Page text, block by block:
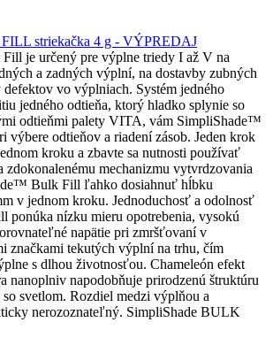
striekačka 4 g - VÝPREDAJ
je určený pre výplne triedy I až V na
a zadných výplní, na dostavby zubných
vo výplniach. Systém jedného
jedného odtieňa, ktorý hladko splynie so
odtieňmi palety VITA, vám SimpliShade™
výbere odtieňov a riadení zásob. Jeden krok
kroku a zbavte sa nutnosti používať
mechanizmu vytvrdzovania
Bulk Fill ľahko dosiahnuť hĺbku
v jednom kroku. Jednoduchosť a odolnosť
ponúka nízku mieru opotrebenia, vysokú
napätie pri zmršťovaní v
značkami tekutých výplní na trhu, čím
s dlhou životnosťou. Chameleón efekt
nanoplniv napodobňuje prirodzenú štruktúru
svetlom. Rozdiel medzi výplňou a
nerozoznateľný. SimpliShade BULK